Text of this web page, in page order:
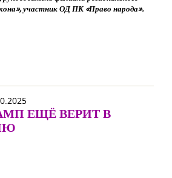
участник ОД ПК «Право народа».
ЕЩЁ ВЕРИТ В